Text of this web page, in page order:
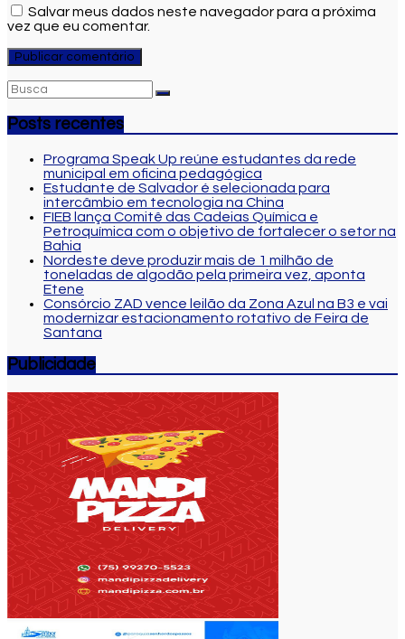
Salvar meus dados neste navegador para a próxima
vez que eu comentar.
Posts recentes
Programa Speak Up reúne estudantes da rede
municipal em oficina pedagógica
Estudante de Salvador é selecionada para
intercâmbio em tecnologia na China
FIEB lança Comitê das Cadeias Química e
Petroquímica com o objetivo de fortalecer o setor na
Bahia
Nordeste deve produzir mais de 1 milhão de
toneladas de algodão pela primeira vez, aponta
Etene
Consórcio ZAD vence leilão da Zona Azul na B3 e vai
modernizar estacionamento rotativo de Feira de
Santana
Publicidade